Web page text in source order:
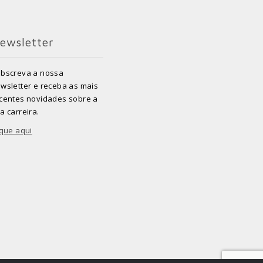
a nossa
e receba as mais
novidades sobre a
carreira.
aqui